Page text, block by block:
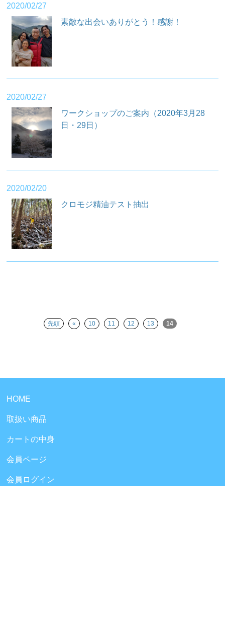
2020/02/27
素敵な出会いありがとう！感謝！
2020/02/27
ワークショップのご案内（2020年3月28
日・29日）
2020/02/20
クロモジ精油テスト抽出
先頭 « 10 11 12 13 14
HOME
取扱い商品
カートの中身
会員ページ
会員ログイン